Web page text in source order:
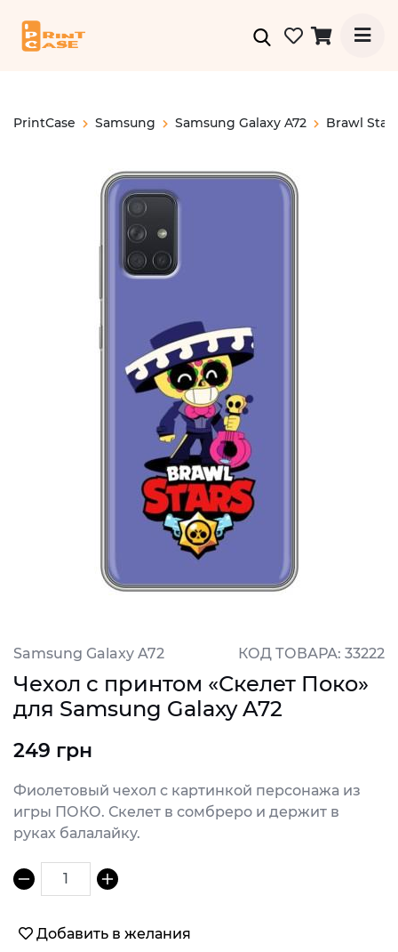
PrintCase Samsung Samsung Galaxy A72 Brawl Stars
Samsung Galaxy A72 КОД ТОВАРА: 33222
Чехол с принтом «Скелет Поко»
для Samsung Galaxy A72
249 грн
Фиолетовый чехол с картинкой персонажа из
игры ПОКО. Скелет в сомбреро и держит в
руках балалайку.
1
Добавить в желания